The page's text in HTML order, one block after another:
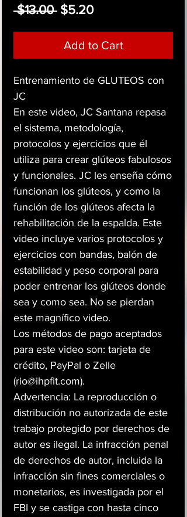
$13.00 Regular
$5.20Sale
Add to Cart
Entrenamiento de GLUTEOS con
JC
En este video, JC Santana repasa
el sistema, metodología,
protocolos y ejercicios que él
utiliza para crear glúteos fabulosos
y funcionales. JC les enseña cómo
funcionan los glúteos, y como la
función de los glúteos afecta la
rehabilitación de la espalda. Este
video incluye varios protocolos y
ejercicios con bandas, balón de
estabilidad y peso corporal para
poder entrenar los glúteos donde
sea y como sea. No se pierdan
este magnífico video.
Los métodos de pago aceptados
para este video son: tarjeta de
crédito, PayPal o Zelle
(rio@ihpfit.com).
Advertencia: La reproducción o
distribución no autorizada de este
trabajo protegido por derechos de
autor es ilegal. La infracción penal
de derechos de autor, incluida la
infracción sin fines comerciales o
monetarios, es investigada por el
FBI y se castiga con hasta cinco